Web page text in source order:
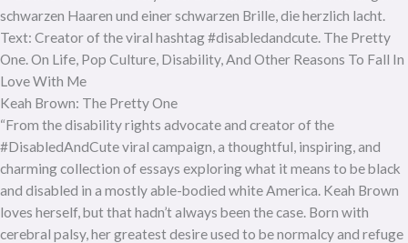
Keah Brown: The Pretty One
“From the disability rights advocate and creator of the
#DisabledAndCute viral campaign, a thoughtful, inspiring, and
charming collection of essays exploring what it means to be black
and disabled in a mostly able-bodied white America. Keah Brown
loves herself, but that hadn’t always been the case. Born with
cerebral palsy, her greatest desire used to be normalcy and refuge